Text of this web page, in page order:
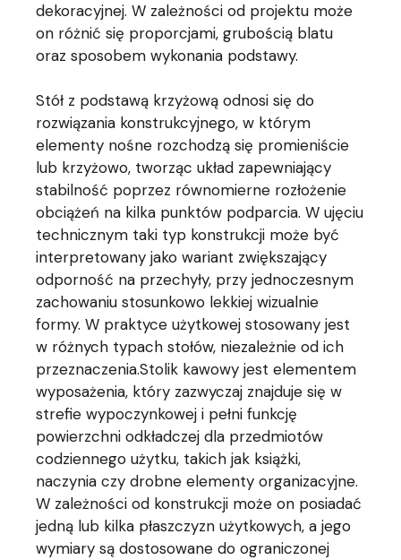
dekoracyjnej. W zależności od projektu może
on różnić się proporcjami, grubością blatu
oraz sposobem wykonania podstawy.
Stół z podstawą krzyżową odnosi się do
rozwiązania konstrukcyjnego, w którym
elementy nośne rozchodzą się promieniście
lub krzyżowo, tworząc układ zapewniający
stabilność poprzez równomierne rozłożenie
obciążeń na kilka punktów podparcia. W ujęciu
technicznym taki typ konstrukcji może być
interpretowany jako wariant zwiększający
odporność na przechyły, przy jednoczesnym
zachowaniu stosunkowo lekkiej wizualnie
formy. W praktyce użytkowej stosowany jest
w różnych typach stołów, niezależnie od ich
przeznaczenia.Stolik kawowy jest elementem
wyposażenia, który zazwyczaj znajduje się w
strefie wypoczynkowej i pełni funkcję
powierzchni odkładczej dla przedmiotów
codziennego użytku, takich jak książki,
naczynia czy drobne elementy organizacyjne.
W zależności od konstrukcji może on posiadać
jedną lub kilka płaszczyzn użytkowych, a jego
wymiary są dostosowane do ograniczonej